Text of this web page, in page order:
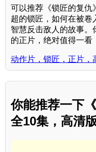
可以推荐《锁匠的复仇
超的锁匠，如何在被卷
智慧反击敌人的故事。
的正片，绝对值得一看
动作片，锁匠，正片，
你能推荐一下
全10集，高清